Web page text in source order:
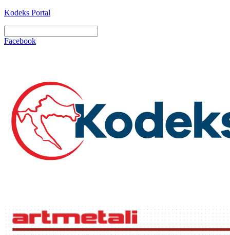
Kodeks Portal
Facebook